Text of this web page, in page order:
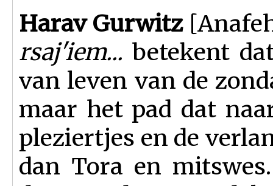
Harav Gurwitz
rsaj'iem... betekent
van leven van de
maar het pad dat
pleziertjes en de
dan Tora en